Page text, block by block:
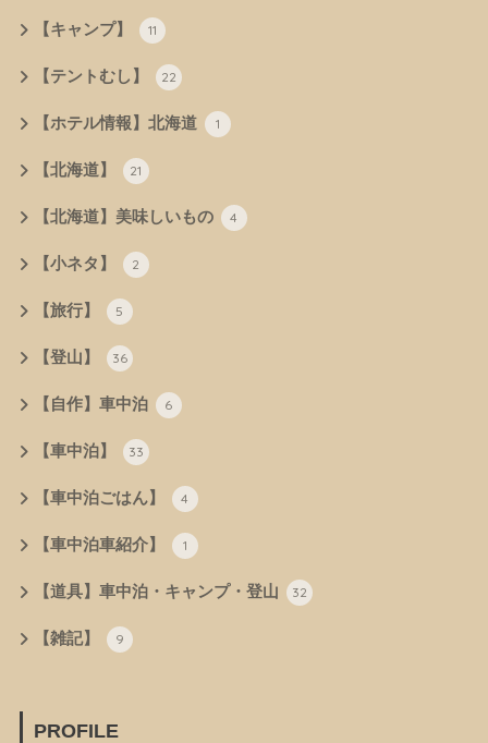
【キャンプ】 11
【テントむし】 22
【ホテル情報】北海道 1
【北海道】 21
【北海道】美味しいもの 4
【小ネタ】 2
【旅行】 5
【登山】 36
【自作】車中泊 6
【車中泊】 33
【車中泊ごはん】 4
【車中泊車紹介】 1
【道具】車中泊・キャンプ・登山 32
【雑記】 9
PROFILE